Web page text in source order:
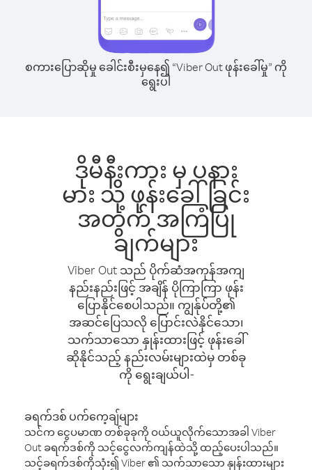
စကားပြောဆိုမှု ခေါင်းစီးမှနေ၍ “Viber Out ဖုန်းခေါ်မှု” ကို
ရွေးပါ
ဒိုမီနီးကား မှ ပနား
မား သို့ ဖုန်းခေါ်ခြင်း
အတွက် အကြံပြု
ချက်များ
Viber Out သည် ပိုက်ဆံအကုန်အကျ
နည်းနည်းဖြင့် အချိန် ပိုကြာကြာ ဖုန်း
ပြောနိုင်စေပါသည်။ ကျွန်ုပ်တို့၏
အဆင်ပြေသလို ပြောင်းလဲနိုင်သော၊
သက်သာသော နှုန်းထားဖြင့် ဖုန်းခေါ်
ဆိုနိုင်သည့် နည်းလမ်းများထဲမှ တစ်ခု
ကို ရွေးချယ်ပါ-
ခရက်ဒစ် ပက်ကေ့ချ်များ
သင်က ငွေပမာဏ တစ်ခုခုကို ဝယ်ယူလိုက်သောအခါ Viber
Out ခရက်ဒစ်ကို သင့်ငွေလက်ကျန်ထဲသို့ ထည့်ပေးပါသည်။
သင့်ခရက်ဒစ်ကိုသုံး၍ Viber ၏ သက်သာသော နှုန်းထားများ